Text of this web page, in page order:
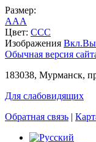
Размер:
AAA
Цвет: CCC
Изображения Вкл.
Обычная версия
183038, Мурманск,
Для слабовидящих
Обратная связь |